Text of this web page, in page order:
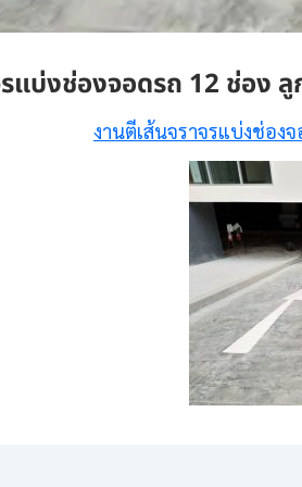
แบ่งช่องจอดรถ 12 ช่อง
งานตีเส้นจราจรแบ่งช่อง